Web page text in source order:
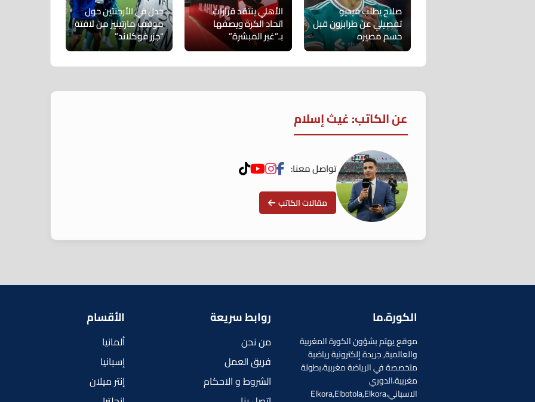
صلاح يطلب فيديو
تفصيلي عن طرابزون قبل
حسم مصيره
الأهلي ينتقد قرارات
اتحاد الكرة ويصفها
بـ”غير المبشرة”
جدل في الأرجنتين حول
موقف مارتينيز من لافتة
“جزر فوكلاند”
عن الكاتب: غيث إسلام
تواصل معنا:
مقالات الكاتب
الكورة.ما
موقع يهتم بشؤون الكورة المغربية
والعالمية, جريدة إلكترونية رياضية
متخصصة في الرياضة مغربية،بطولة
مغربية،الدوري
الاسباني،Elkora,Elbotola,Elkora
روابط سريعة
من نحن
فريق العمل
الشروط و الاحكام
الأقسام
ألمانيا
إسبانيا
إنتر ميلان